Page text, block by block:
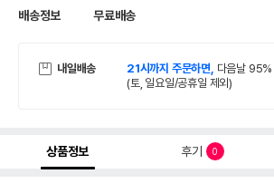
배송정보 무료배송
내일배송 21시까지 주문하면, 다음날 95%
(토, 일요일/공휴일 제외)
상품정보 후기 0